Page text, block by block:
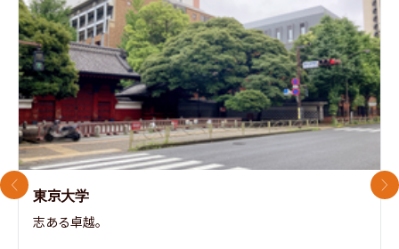
東京大学
志ある卓越。
前のスライド 次